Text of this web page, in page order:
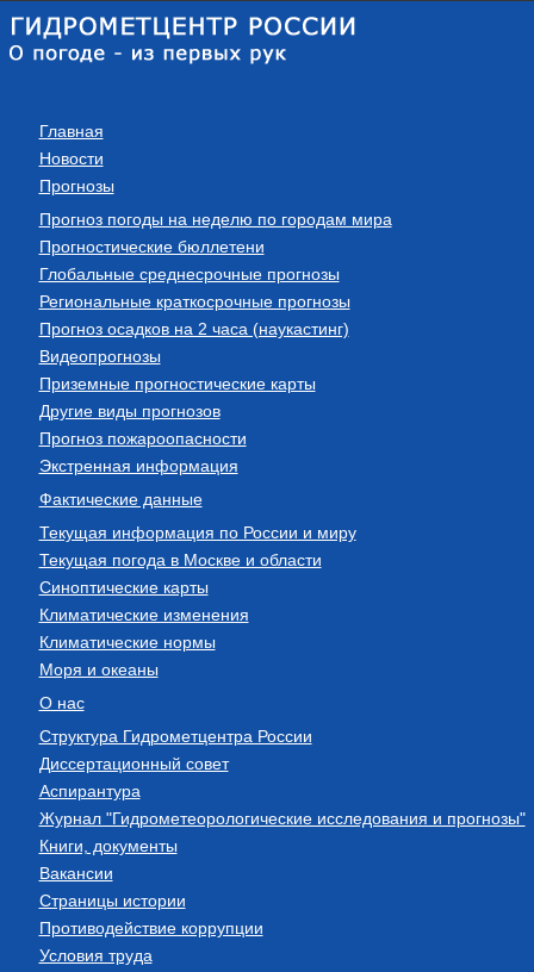
Главная
Новости
Прогнозы
Прогноз погоды на неделю по городам мира
Прогностические бюллетени
Глобальные среднесрочные прогнозы
Региональные краткосрочные прогнозы
Прогноз осадков на 2 часа (наукастинг)
Видеопрогнозы
Приземные прогностические карты
Другие виды прогнозов
Прогноз пожароопасности
Экстренная информация
Фактические данные
Текущая информация по России и миру
Текущая погода в Москве и области
Синоптические карты
Климатические изменения
Климатические нормы
Моря и океаны
О нас
Структура Гидрометцентра России
Диссертационный совет
Аспирантура
Журнал "Гидрометеорологические исследования и прогнозы"
Книги, документы
Вакансии
Страницы истории
Противодействие коррупции
Условия труда